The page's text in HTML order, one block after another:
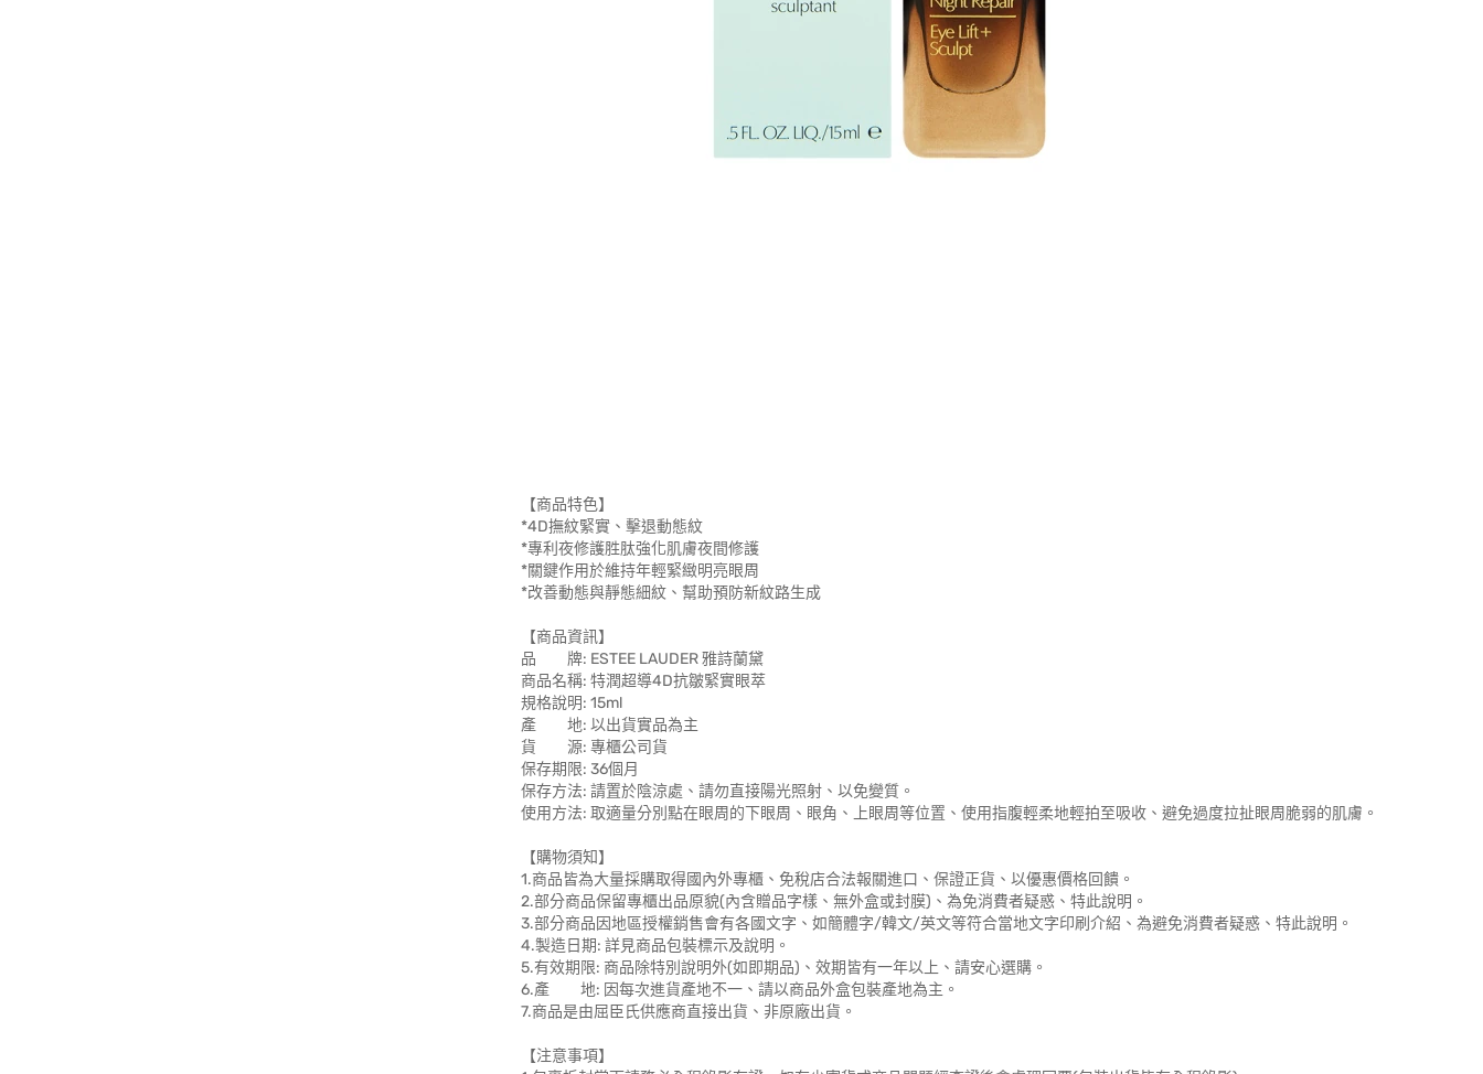
【商品特色】
*4D撫紋緊實、擊退動態紋
*專利夜修護胜肽強化肌膚夜間修護
*關鍵作用於維持年輕緊緻明亮眼周
*改善動態與靜態細紋、幫助預防新紋路生成
【商品資訊】
品 牌: ESTEE LAUDER 雅詩蘭黛
商品名稱: 特潤超導4D抗皺緊實眼萃
規格說明: 15ml
產 地: 以出貨實品為主
貨 源: 專櫃公司貨
保存期限: 36個月
保存方法: 請置於陰涼處、請勿直接陽光照射、以免變質。
使用方法: 取適量分別點在眼周的下眼周、眼角、上眼周等位置、使用指腹輕柔地輕拍至吸收、避免過度拉扯眼周脆弱的肌膚。
【購物須知】
1.商品皆為大量採購取得國內外專櫃、免稅店合法報關進口、保證正貨、以優惠價格回饋。
2.部分商品保留專櫃出品原貌(內含贈品字樣、無外盒或封膜)、為免消費者疑惑、特此說明。
3.部分商品因地區授權銷售會有各國文字、如簡體字/韓文/英文等符合當地文字印刷介紹、為避免消費者疑惑、特此說明。
4.製造日期: 詳見商品包裝標示及說明。
5.有效期限: 商品除特別說明外(如即期品)、效期皆有一年以上、請安心選購。
6.產 地: 因每次進貨產地不一、請以商品外盒包裝產地為主。
7.商品是由屈臣氏供應商直接出貨、非原廠出貨。
【注意事項】